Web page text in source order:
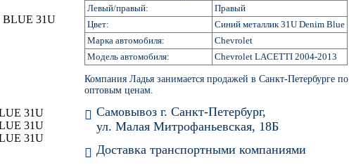
Левый/правый:
Правый
Цвет:
Синий металлик 31U Denim Blue
Марка автомобиля:
Chevrolet
Модель автомобиля:
Chevrolet LACETTI 2004-2013
Компания Ладья занимается продажей в Санкт-Петербурге по
оптовым ценам.
Самовывоз г. Санкт-Петербург,
ул. Малая Митрофаньевская, 18Б
Доставка транспортными компаниями